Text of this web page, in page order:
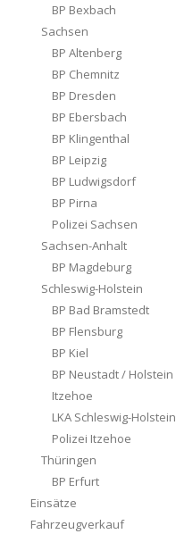
BP Bexbach
Sachsen
BP Altenberg
BP Chemnitz
BP Dresden
BP Ebersbach
BP Klingenthal
BP Leipzig
BP Ludwigsdorf
BP Pirna
Polizei Sachsen
Sachsen-Anhalt
BP Magdeburg
Schleswig-Holstein
BP Bad Bramstedt
BP Flensburg
BP Kiel
BP Neustadt / Holstein
Itzehoe
LKA Schleswig-Holstein
Polizei Itzehoe
Thüringen
BP Erfurt
Einsätze
Fahrzeugverkauf